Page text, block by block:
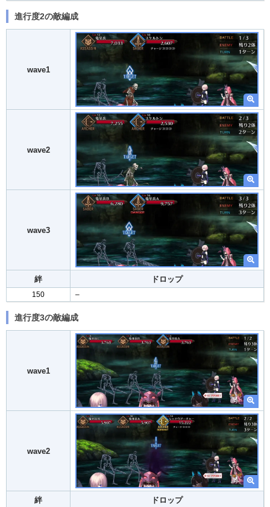
進行度2の敵編成
wave1
wave2
wave3
絆 ドロップ
150 –
進行度3の敵編成
wave1
wave2
絆 ドロップ